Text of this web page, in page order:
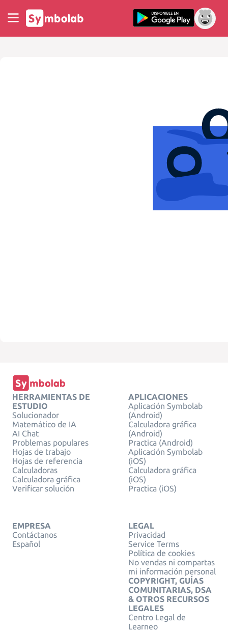
HERRAMIENTAS DE
ESTUDIO
Solucionador
Matemático de IA
AI Chat
Problemas populares
Hojas de trabajo
Hojas de referencia
Calculadoras
Calculadora gráfica
Verificar solución
APLICACIONES
Aplicación Symbolab
(Android)
Calculadora gráfica
(Android)
Practica (Android)
Aplicación Symbolab
(iOS)
Calculadora gráfica
(iOS)
Practica (iOS)
EMPRESA
Contáctanos
Español
LEGAL
Privacidad
Service Terms
Política de cookies
No vendas ni compartas
mi información personal
COPYRIGHT, GUÍAS
COMUNITARIAS, DSA
& OTROS RECURSOS
LEGALES
Centro Legal de
Learneo